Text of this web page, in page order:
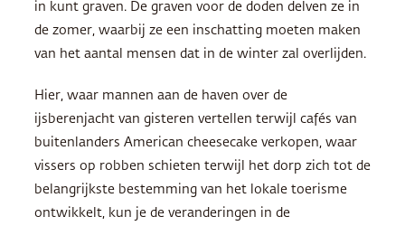
in kunt graven. De graven voor de doden delven ze in
de zomer, waarbij ze een inschatting moeten maken
van het aantal mensen dat in de winter zal overlijden.
Hier, waar mannen aan de haven over de
ijsberenjacht van gisteren vertellen terwijl cafés van
buitenlanders American cheesecake verkopen, waar
vissers op robben schieten terwijl het dorp zich tot de
belangrijkste bestemming van het lokale toerisme
ontwikkelt, kun je de veranderingen in de